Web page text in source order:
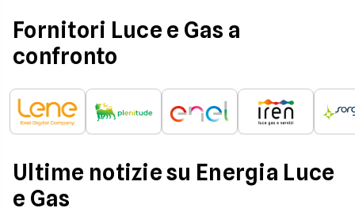
Fornitori Luce e Gas a
confronto
Ultime notizie su Energia Luce
e Gas